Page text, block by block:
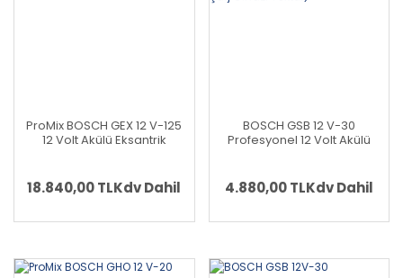
ProMix BOSCH GEX 12 V-125
12 Volt Akülü Eksantrik
Profesyonel 12 Volt Akülü
Darbeli Delme Vidalama
(Kömürsüz)
18.840,00 TLKdv Dahil
BOSCH GSB 12 V-30
Profesyonel 12 Volt Akülü
Motor)(Karton Kutu
İçerisinde)(Solo Makina) -
ve Şarj Cihazı Yoktur)
4.880,00 TLKdv Dahil